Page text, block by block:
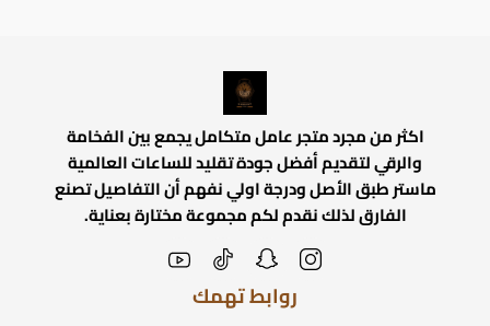
اكثر من مجرد متجر عامل متكامل يجمع بين الفخامة
والرقي لتقديم أفضل جودة تقليد للساعات العالمية
ماستر طبق الأصل ودرجة اولي نفهم أن التفاصيل تصنع
الفارق لذلك نقدم لكم مجموعة مختارة بعناية.
روابط تهمك